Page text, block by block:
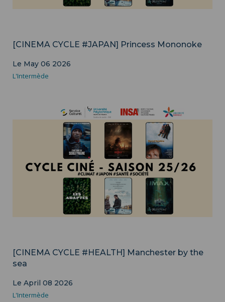
[CINEMA CYCLE #JAPAN] Princess Mononoke
Le May 06 2026
L'Intermède
[CINEMA CYCLE #HEALTH] Manchester by the
sea
Le April 08 2026
L'Intermède